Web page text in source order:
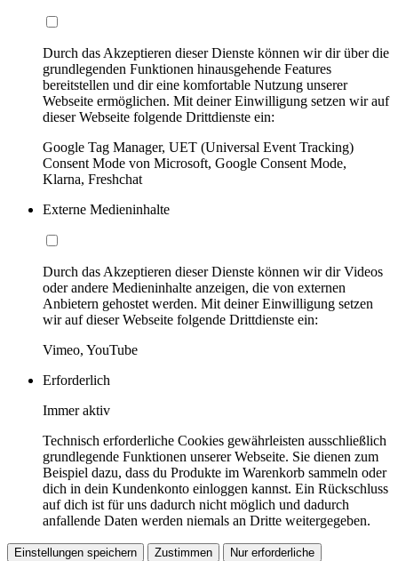
Durch das Akzeptieren dieser Dienste können wir dir über die
grundlegenden Funktionen hinausgehende Features
bereitstellen und dir eine komfortable Nutzung unserer
Webseite ermöglichen. Mit deiner Einwilligung setzen wir auf
dieser Webseite folgende Drittdienste ein:
Google Tag Manager, UET (Universal Event Tracking)
Consent Mode von Microsoft, Google Consent Mode,
Klarna, Freshchat
Externe Medieninhalte
Durch das Akzeptieren dieser Dienste können wir dir Videos
oder andere Medieninhalte anzeigen, die von externen
Anbietern gehostet werden. Mit deiner Einwilligung setzen
wir auf dieser Webseite folgende Drittdienste ein:
Vimeo, YouTube
Erforderlich
Immer aktiv
Technisch erforderliche Cookies gewährleisten ausschließlich
grundlegende Funktionen unserer Webseite. Sie dienen zum
Beispiel dazu, dass du Produkte im Warenkorb sammeln oder
dich in dein Kundenkonto einloggen kannst. Ein Rückschluss
auf dich ist für uns dadurch nicht möglich und dadurch
anfallende Daten werden niemals an Dritte weitergegeben.
Einstellungen speichern Zustimmen Nur erforderliche